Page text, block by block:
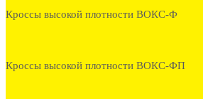
Кроссы высокой плотности ВОКС-Ф
Кроссы высокой плотности ВОКС-ФП